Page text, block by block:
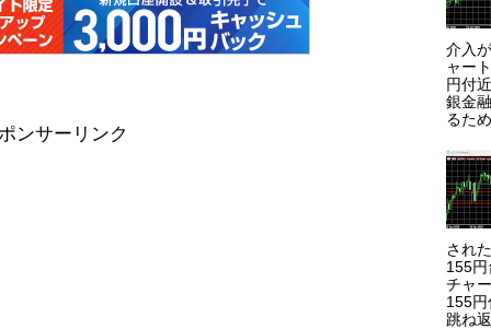
ンサーリンク
介入
ャー
円付
銀金
るた
され
155
チャ
155
跳ね